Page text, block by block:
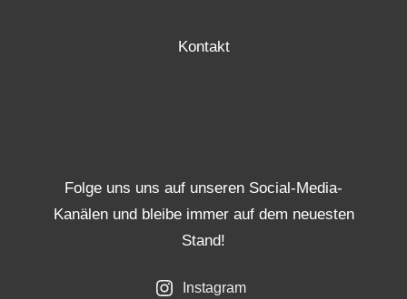
Kontakt
Folge uns uns auf unseren Social-Media-
Kanälen und bleibe immer auf dem neuesten
Stand!
Instagram